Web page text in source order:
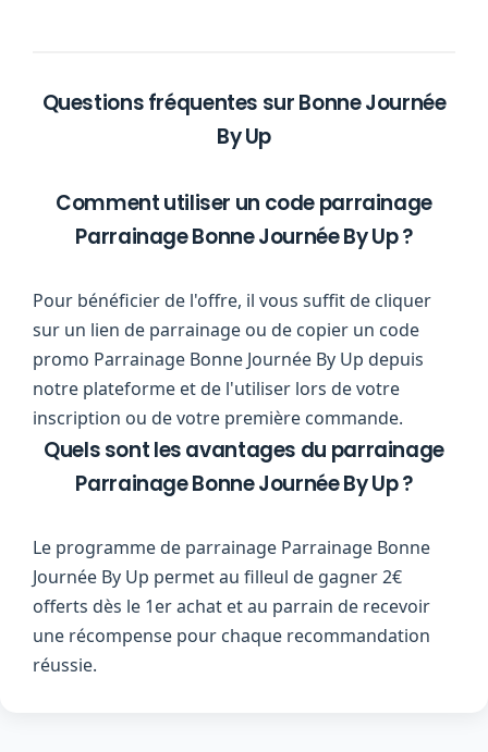
Questions fréquentes sur Bonne Journée
By Up
Comment utiliser un code parrainage
Parrainage Bonne Journée By Up ?
Pour bénéficier de l'offre, il vous suffit de cliquer
sur un lien de parrainage ou de copier un code
promo Parrainage Bonne Journée By Up depuis
notre plateforme et de l'utiliser lors de votre
inscription ou de votre première commande.
Quels sont les avantages du parrainage
Parrainage Bonne Journée By Up ?
Le programme de parrainage Parrainage Bonne
Journée By Up permet au filleul de gagner 2€
offerts dès le 1er achat et au parrain de recevoir
une récompense pour chaque recommandation
réussie.